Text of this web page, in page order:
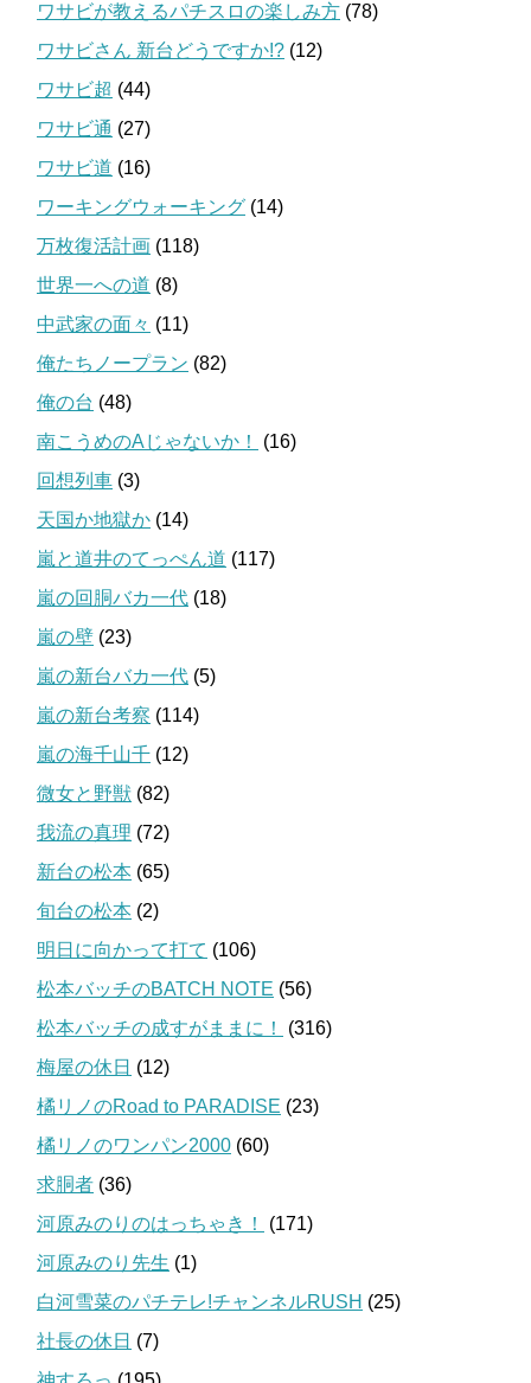
ワサビが教えるパチスロの楽しみ方 (78)
ワサビさん 新台どうですか!? (12)
ワサビ超 (44)
ワサビ通 (27)
ワサビ道 (16)
ワーキングウォーキング (14)
万枚復活計画 (118)
世界一への道 (8)
中武家の面々 (11)
俺たちノープラン (82)
俺の台 (48)
南こうめのAじゃないか！
(16)
回想列車 (3)
天国か地獄か (14)
嵐と道井のてっぺん道 (117)
嵐の回胴バカ一代 (18)
嵐の壁 (23)
嵐の新台バカ一代 (5)
嵐の新台考察 (114)
嵐の海千山千 (12)
微女と野獣 (82)
我流の真理 (72)
新台の松本 (65)
旬台の松本 (2)
明日に向かって打て (106)
松本バッチのBATCH NOTE (56)
松本バッチの成すがままに！
(316)
梅屋の休日 (12)
橘リノのRoad to PARADISE (23)
橘リノのワンパン2000 (60)
求胴者 (36)
河原みのりのはっちゃき！
(171)
河原みのり先生 (1)
白河雪菜のパチテレ!チャンネルRUSH (25)
社長の休日 (7)